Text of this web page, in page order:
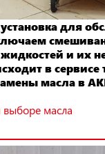
для
и их
в
масла в
выборе масла